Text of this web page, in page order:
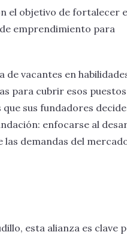
el objetivo de fortalecer e
emprendimiento para
de vacantes en
para cubrir esos
sus fundadores
enfocarse al
las demandas del
esta alianza es clave